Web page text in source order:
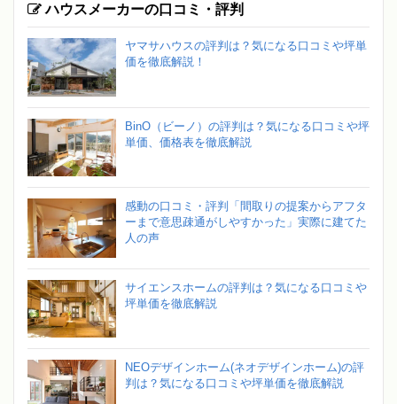
ハウスメーカーの口コミ・評判
ヤマサハウスの評判は？気になる口コミや坪単
価を徹底解説！
BinO（ビーノ）の評判は？気になる口コミや坪
単価、価格表を徹底解説
感動の口コミ・評判「間取りの提案からアフタ
ーまで意思疎通がしやすかった」実際に建てた
人の声
サイエンスホームの評判は？気になる口コミや
坪単価を徹底解説
NEOデザインホーム(ネオデザインホーム)の評
判は？気になる口コミや坪単価を徹底解説